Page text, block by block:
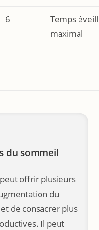
6
Temps
maximal
du sommeil
offrir plusieurs
du
de consacrer plus
Il peut